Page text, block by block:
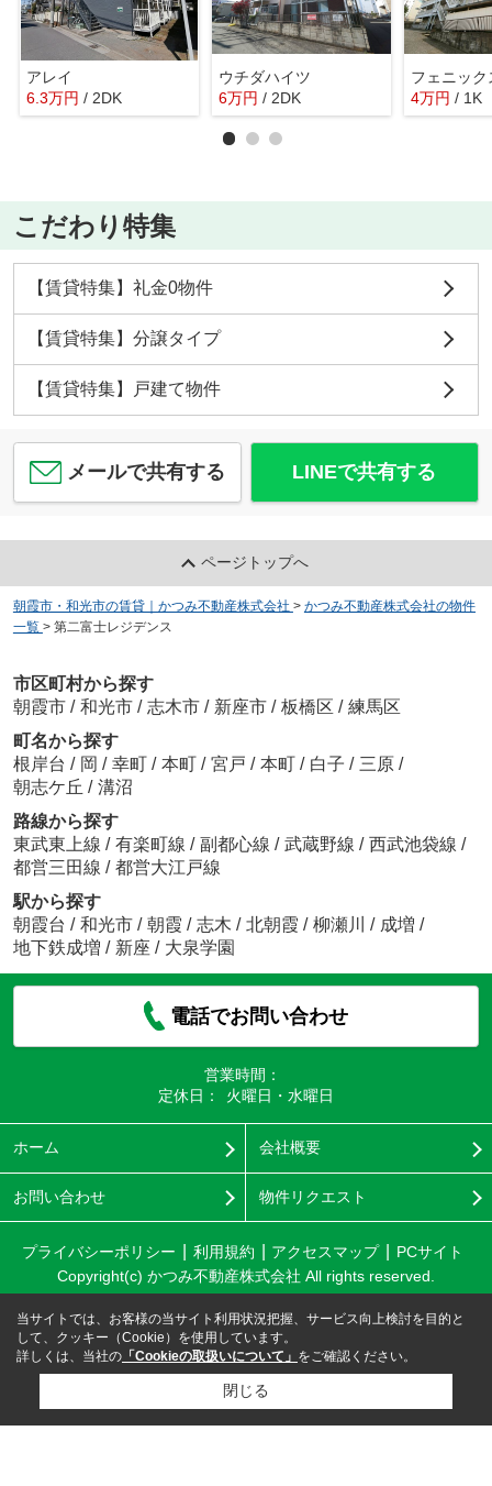
アレイ
6.3万円 / 2DK
ウチダハイツ
6万円 / 2DK
フェニック
4万円 / 1K
こだわり特集
【賃貸特集】礼金0物件
【賃貸特集】分譲タイプ
【賃貸特集】戸建て物件
メールで共有する LINEで共有する
ページトップへ
朝霞市・和光市の賃貸｜かつみ不動産株式会社 > かつみ不動産株式会社の物件
一覧 > 第二富士レジデンス
市区町村から探す
朝霞市 / 和光市 / 志木市 / 新座市 / 板橋区 / 練馬区
町名から探す
根岸台 / 岡 / 幸町 / 本町 / 宮戸 / 本町 / 白子 / 三原 /
朝志ケ丘 / 溝沼
路線から探す
東武東上線 / 有楽町線 / 副都心線 / 武蔵野線 / 西武池袋線 /
都営三田線 / 都営大江戸線
駅から探す
朝霞台 / 和光市 / 朝霞 / 志木 / 北朝霞 / 柳瀬川 / 成増 /
地下鉄成増 / 新座 / 大泉学園
電話でお問い合わせ
営業時間：
定休日：
火曜日・水曜日
ホーム 会社概要
お問い合わせ 物件リクエスト
プライバシーポリシー 利用規約 アクセスマップ
PCサイト
Copyright(c) かつみ不動産株式会社 All rights reserved.
当サイトでは、お客様の当サイト利用状況把握、サービス向上検討を目的と
して、クッキー（Cookie）を使用しています。
詳しくは、当社の 「Cookieの取扱いについて」 をご確認ください。
閉じる